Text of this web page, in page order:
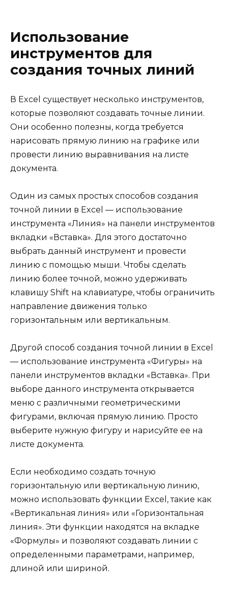
Использование
инструментов для
создания точных линий
В Excel существует несколько инструментов,
которые позволяют создавать точные линии.
Они особенно полезны, когда требуется
нарисовать прямую линию на графике или
провести линию выравнивания на листе
документа.
Один из самых простых способов создания
точной линии в Excel — использование
инструмента «Линия» на панели инструментов
вкладки «Вставка». Для этого достаточно
выбрать данный инструмент и провести
линию с помощью мыши. Чтобы сделать
линию более точной, можно удерживать
клавишу Shift на клавиатуре, чтобы ограничить
направление движения только
горизонтальным или вертикальным.
Другой способ создания точной линии в Excel
— использование инструмента «Фигуры» на
панели инструментов вкладки «Вставка». При
выборе данного инструмента открывается
меню с различными геометрическими
фигурами, включая прямую линию. Просто
выберите нужную фигуру и нарисуйте ее на
листе документа.
Если необходимо создать точную
горизонтальную или вертикальную линию,
можно использовать функции Excel, такие как
«Вертикальная линия» или «Горизонтальная
линия». Эти функции находятся на вкладке
«Формулы» и позволяют создавать линии с
определенными параметрами, например,
длиной или шириной.